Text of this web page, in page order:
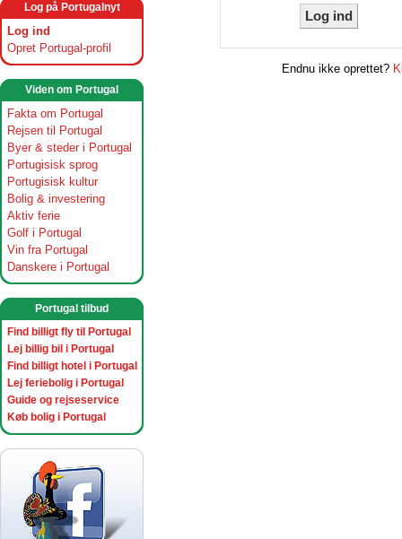
Log på Portugalnyt
Log ind
Opret Portugal-profil
Viden om Portugal
Fakta om Portugal
Rejsen til Portugal
Byer & steder i Portugal
Portugisisk sprog
Portugisisk kultur
Bolig & investering
Aktiv ferie
Golf i Portugal
Vin fra Portugal
Danskere i Portugal
Portugal tilbud
Find billigt fly til Portugal
Lej billig bil i Portugal
Find billigt hotel i Portugal
Lej feriebolig i Portugal
Guide og rejseservice
Køb bolig i Portugal
Log ind
Endnu ikke oprettet?